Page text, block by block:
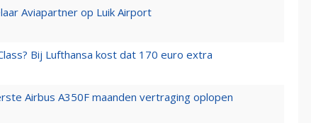
Aviapartner op Luik Airport
Bij Lufthansa kost dat 170 euro extra
Airbus A350F maanden vertraging oplopen